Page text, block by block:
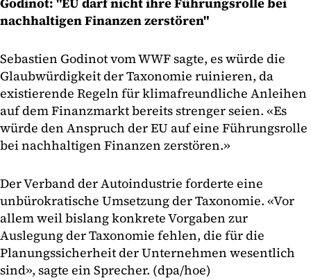
nachhaltigen Finanzen zerstören"
Sebastien Godinot vom WWF sagte, es würde die
Glaubwürdigkeit der Taxonomie ruinieren, da
existierende Regeln für klimafreundliche Anleihen
auf dem Finanzmarkt bereits strenger seien. «Es
würde den Anspruch der EU auf eine Führungsrolle
bei nachhaltigen Finanzen zerstören.»
Der Verband der Autoindustrie forderte eine
unbürokratische Umsetzung der Taxonomie. «Vor
allem weil bislang konkrete Vorgaben zur
Auslegung der Taxonomie fehlen, die für die
Planungssicherheit der Unternehmen wesentlich
sind», sagte ein Sprecher. (dpa/hoe)